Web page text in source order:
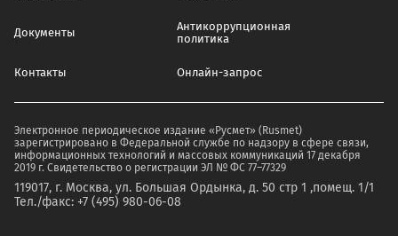
Документы
Антикоррупционная
политика
Контакты Онлайн-запрос
Электронное периодическое издание «Русмет» (Rusmet)
зарегистрировано в Федеральной службе по надзору в сфере связи,
информационных технологий и массовых коммуникаций 17 декабря
2019 г. Свидетельство о регистрации ЭЛ № ФС 77–77329
119017, г. Москва, ул. Большая Ордынка, д. 50 стр 1 ,помещ. 1/1
Тел./факс: +7 (495) 980-06-08